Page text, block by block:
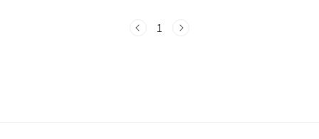
꿀팁은 Group Saver가 적용된다는 사실을 알고 갔기때문에 4명이서 2
1